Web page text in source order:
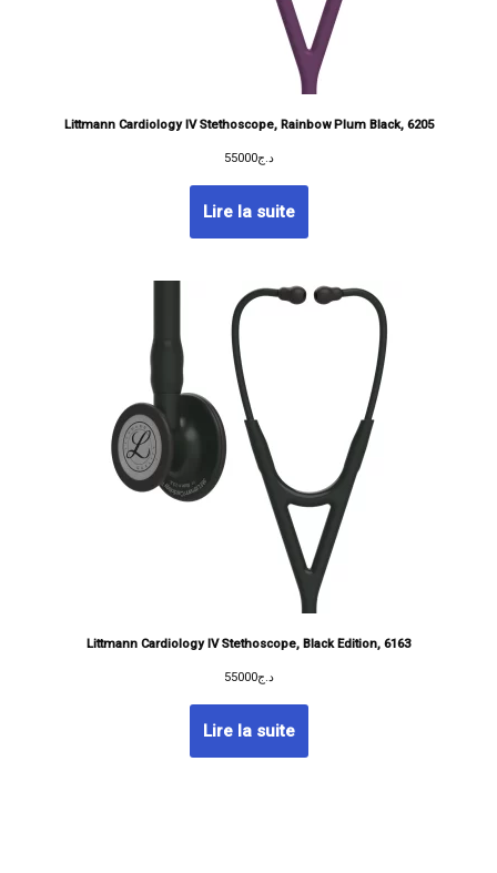
Littmann Cardiology IV Stethoscope, Rainbow Plum Black, 6205
د.ج55000
Lire la suite
Littmann Cardiology IV Stethoscope, Black Edition, 6163
د.ج55000
Lire la suite